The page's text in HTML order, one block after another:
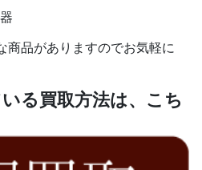
商品がありますのでお気軽に
る買取方法は、こち